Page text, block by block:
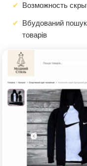
Возможность
Вбудований пошук
товарів